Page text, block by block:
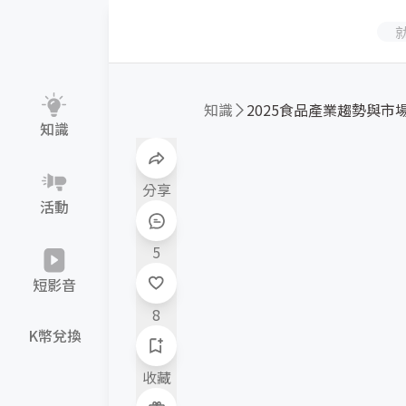
知識
活動
短影音
K幣兌換
分享
5
8
收藏
知識 2025食品產業趨勢與市